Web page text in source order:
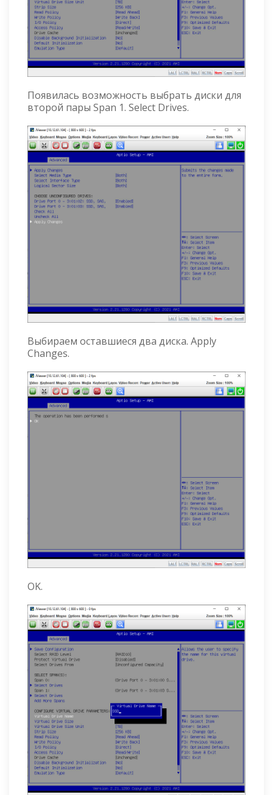
Появилась возможность выбрать диски для
второй пары Span 1. Select Drives.
Выбираем оставшиеся два диска. Apply
Changes.
OK.